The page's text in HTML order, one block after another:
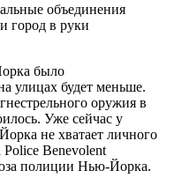
объединения
город в руки
было
улицах будет меньше.
оружия в
Уже сейчас у
не хватает личного
Police Benevolent
полиции Нью-Йорка.